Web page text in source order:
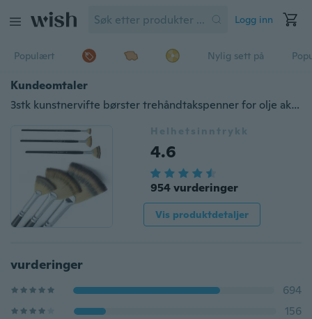
Logg inn
Populært Nylig sett på
Kundeomtaler
3stk kunstnervifte børster trehåndtakspenner for olje akryl vannmaling
Helhetsinntrykk
4.6
954 vurderinger
Vis produktdetaljer
vurderinger
694
156